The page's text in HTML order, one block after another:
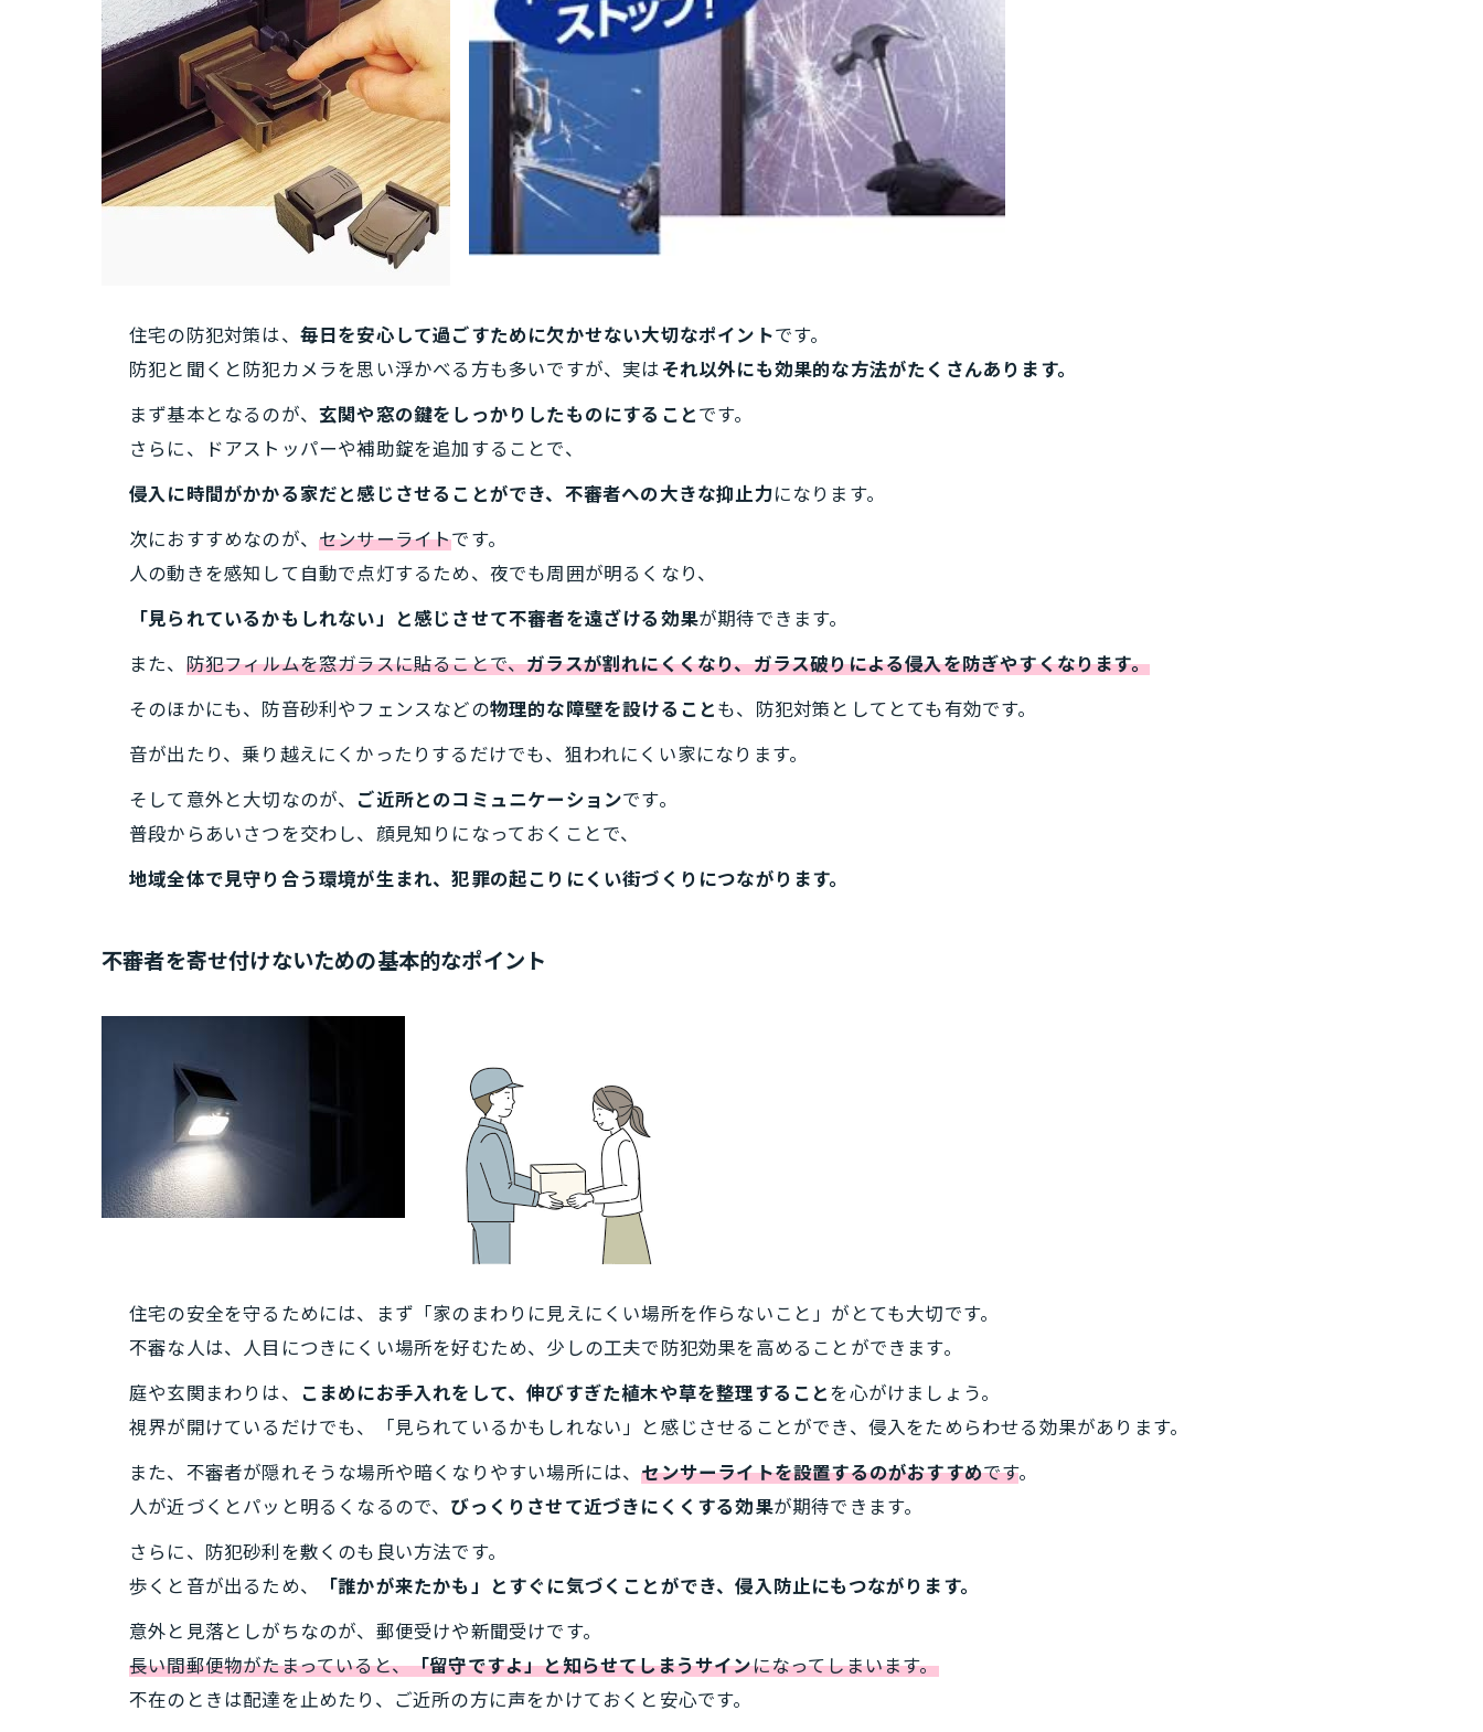
住宅の防犯対策は、 毎日を安心して過ごすために欠かせない大切なポイントです。
防犯と聞くと防犯カメラを思い浮かべる方も多いですが、実は それ以外にも効果的な方法がたくさんあります。
まず基本となるのが、 玄関や窓の鍵をしっかりしたものにすること です。
さらに、ドアストッパーや補助錠を追加することで、
侵入に時間がかかる家だと感じさせることができ、不審者への大きな抑止力になります。
次におすすめなのが、 センサーライトです。
人の動きを感知して自動で点灯するため、夜でも周囲が明るくなり、
「見られているかもしれない」と感じさせて不審者を遠ざける効果が期待できます。
また、 防犯フィルムを窓ガラスに貼ることで、ガラスが割れにくくなり、ガラス破りによる侵入を防ぎやすくなります。
そのほかにも、防音砂利やフェンスなどの物理的な障壁を設けること も、防犯対策としてとても有効です。
音が出たり、乗り越えにくかったりするだけでも、狙われにくい家になります。
そして意外と大切なのが、 ご近所とのコミュニケーションです。
普段からあいさつを交わし、顔見知りになっておくことで、
地域全体で見守り合う環境が生まれ、犯罪の起こりにくい街づくりにつながります。
不審者を寄せ付けないための基本的なポイント
住宅の安全を守るためには、まず「家のまわりに見えにくい場所を作らないこと」がとても大切です。
不審な人は、人目につきにくい場所を好むため、少しの工夫で防犯効果を高めることができます。
庭や玄関まわりは、 こまめにお手入れをして、伸びすぎた植木や草を整理すること を心がけましょう。
視界が開けているだけでも、「見られているかもしれない」と感じさせることができ、侵入をためらわせる効果があります。
また、不審者が隠れそうな場所や暗くなりやすい場所には、センサーライトを設置するのがおすすめです。
人が近づくとパッと明るくなるので、 びっくりさせて近づきにくくする効果が期待できます。
さらに、防犯砂利を敷くのも良い方法です。
歩くと音が出るため、
「誰かが来たかも」とすぐに気づくことができ、侵入防止にもつながります。
意外と見落としがちなのが、郵便受けや新聞受けです。
長い間郵便物がたまっていると、「留守ですよ」と知らせてしまうサインになってしまいます。
不在のときは配達を止めたり、ご近所の方に声をかけておくと安心です。